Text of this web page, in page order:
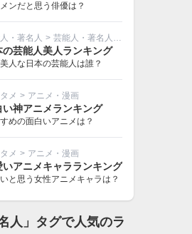
ンだと思う俳優は？
・著名人 > 芸能人・著名人その他
の芸能人美人ランキング
人な日本の芸能人は誰？
メ > アニメ・漫画
い神アニメランキング
めの面白いアニメは？
メ > アニメ・漫画
いアニメキャラランキング
と思う女性アニメキャラは？
人」タグで人気のラ